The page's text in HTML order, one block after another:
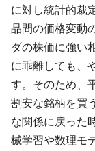
に対し統計的裁
品間の価格変動
ダの株価に強い
に乖離しても、
す。そのため、
割安な銘柄を買
な関係に戻った
械学習や数理モ